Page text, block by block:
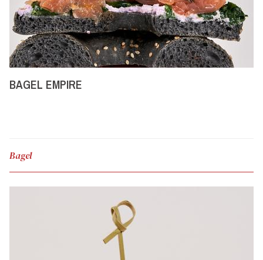
BAGEL EMPIRE
Bagel